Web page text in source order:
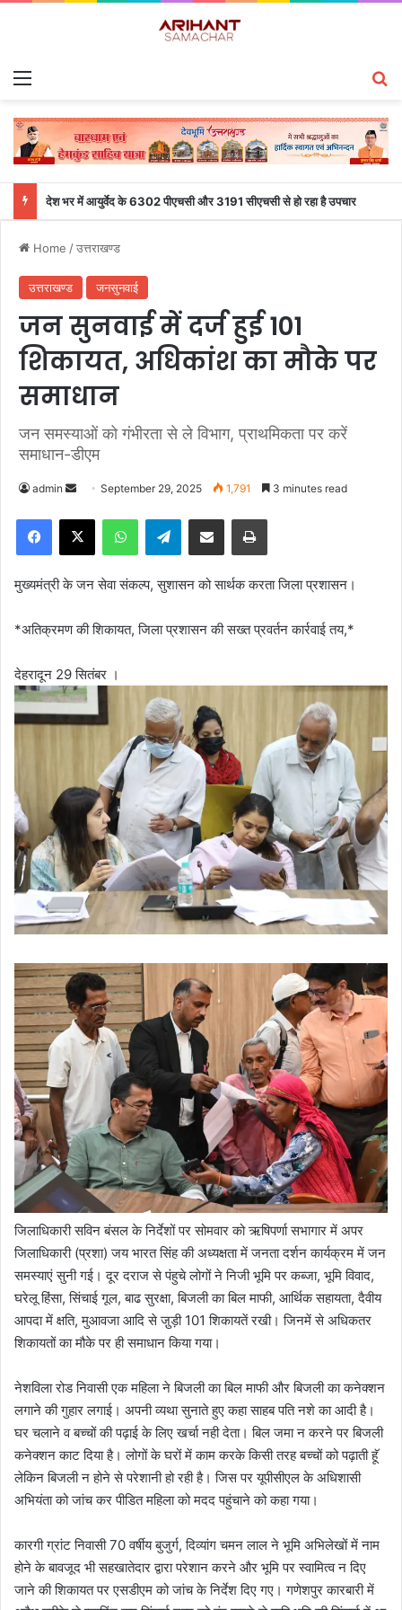
देश भर में आयुर्वेद के 6302 पीएचसी और 3191 सीएचसी से हो रहा है उपचार
Home /उत्तराखण्ड
उत्तराखण्ड जनसुनवाई
जन सुनवाई में दर्ज हुई 101
शिकायत, अधिकांश का मौके पर
समाधान
जन समस्याओं को गंभीरता से ले विभाग, प्राथमिकता पर करें
समाधान-डीएम
admin
n
d
i
l
September 29, 2025 1,791 3 minutes read
Telegram
मुख्यमंत्री के जन सेवा संकल्प, सुशासन को सार्थक करता जिला प्रशासन।
*अतिक्रमण की शिकायत, जिला प्रशासन की सख्त प्रवर्तन कार्रवाई तय,*
देहरादून 29 सितंबर ।
जिलाधिकारी सविन बंसल के निर्देशों पर सोमवार को ऋषिपर्णा सभागार में अपर
जिलाधिकारी (प्रशा) जय भारत सिंह की अध्यक्षता में जनता दर्शन कार्यक्रम में जन
समस्याएं सुनी गई। दूर दराज से पंहुचे लोगों ने निजी भूमि पर कब्जा, भूमि विवाद,
घरेलू हिंसा, सिंचाई गूल, बाढ सुरक्षा, बिजली का बिल माफी, आर्थिक सहायता, दैवीय
आपदा में क्षति, मुआवजा आदि से जु़ड़ी 101 शिकायतें रखी। जिनमें से अधिकतर
शिकायतों का मौके पर ही समाधान किया गया।
नेशविला रोड निवासी एक महिला ने बिजली का बिल माफी और बिजली का कनेक्शन
लगाने की गुहार लगाई। अपनी व्यथा सुनाते हुए कहा साहब पति नशे का आदी है।
घर चलाने व बच्चों की पढ़ाई के लिए खर्चा नही देता। बिल जमा न करने पर बिजली
कनेक्शन काट दिया है। लोगों के घरों में काम करके किसी तरह बच्चों को पढ़ाती हूॅ
लेकिन बिजली न होने से परेशानी हो रही है। जिस पर यूपीसीएल के अधिशासी
अभियंता को जांच कर पीडित महिला को मदद पहुंचाने को कहा गया।
कारगी ग्रांट निवासी 70 वर्षीय बुजुर्ग, दिव्यांग चमन लाल ने भूमि अभिलेखों में नाम
होने के बावजूद भी सहखातेदार द्वारा परेशान करने और भूमि पर स्वामित्व न दिए
जाने की शिकायत पर एसडीएम को जांच के निर्देश दिए गए। गणेशपुर कारबारी में